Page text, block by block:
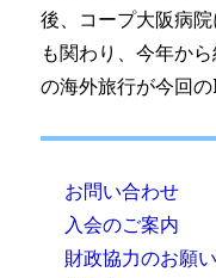
後、コープ大阪病
も関わり、今年か
の海外旅行が今回
お問い合わせ
入会のご案内
財政協力のお願い